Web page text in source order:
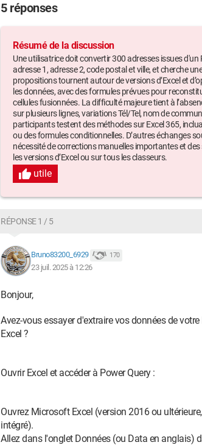
5 réponses
Résumé de la discussion
Une utilisatrice doit convertir 300 adresses issues
adresse 1, adresse 2, code postal et ville, et cherche
propositions tournent autour de versions d’Excel et
les données, avec des formules prévues pour
cellules fusionnées. La difficulté majeure tient à
sur plusieurs lignes, variations Tél/Tel, nom de
participants testent des méthodes sur Excel 365,
ou des formules conditionnelles. D’autres échanges
nécessité de corrections manuelles importantes et
les versions d’Excel ou sur tous les classeurs.
utile
RÉPONSE 1 / 5
Bruno83200_6929 170
23 juil. 2025 à 12:26
Bonjour,
Avez-vous essayer d'extraire vos données de
Excel ?
Ouvrir Excel et accéder à Power Query :
Ouvrez Microsoft Excel (version 2016 ou
intégré).
Allez dans l'onglet Données (ou Data en anglais)